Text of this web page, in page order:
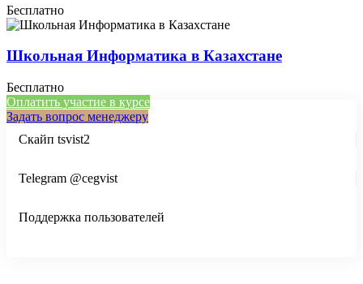
Бесплатно
Школьная Информатика в Казахстане
Бесплатно
Оплатить участие в курсе
Задать вопрос менеджеру
Скайп tsvist2
Telegram @cegvist
Поддержка пользователей